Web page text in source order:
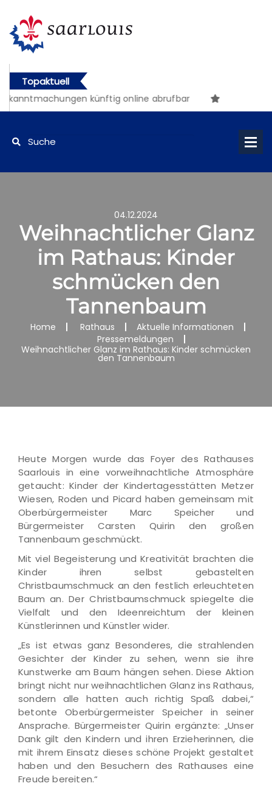
Topaktuell
künftig online abrufbar
04.12.2024
Weihnachtlicher Glanz
im Rathaus: Kinder
schmücken den
Tannenbaum
Home Rathaus
Aktuelle Informationen
Pressemeldungen
Weihnachtlicher Glanz im Rathaus: Kinder schmücken
den Tannenbaum
Heute Morgen wurde das Foyer des Rathauses
Saarlouis in eine vorweihnachtliche Atmosphäre
getaucht: Kinder der Kindertagesstätten Metzer
Wiesen, Roden und Picard haben gemeinsam mit
Oberbürgermeister Marc Speicher und
Bürgermeister Carsten Quirin den großen
Tannenbaum geschmückt.
Mit viel Begeisterung und Kreativität brachten die
Kinder ihren selbst gebastelten
Christbaumschmuck an den festlich erleuchteten
Baum an. Der Christbaumschmuck spiegelte die
Vielfalt und den Ideenreichtum der kleinen
Künstlerinnen und Künstler wider.
„Es ist etwas ganz Besonderes, die strahlenden
Gesichter der Kinder zu sehen, wenn sie ihre
Kunstwerke am Baum hängen sehen. Diese Aktion
bringt nicht nur weihnachtlichen Glanz ins Rathaus,
sondern alle hatten auch richtig Spaß dabei,“
betonte Oberbürgermeister Speicher in seiner
Ansprache. Bürgermeister Quirin ergänzte: „Unser
Dank gilt den Kindern und ihren Erzieherinnen, die
mit ihrem Einsatz dieses schöne Projekt gestaltet
haben und den Besuchern des Rathauses eine
Freude bereiten.“